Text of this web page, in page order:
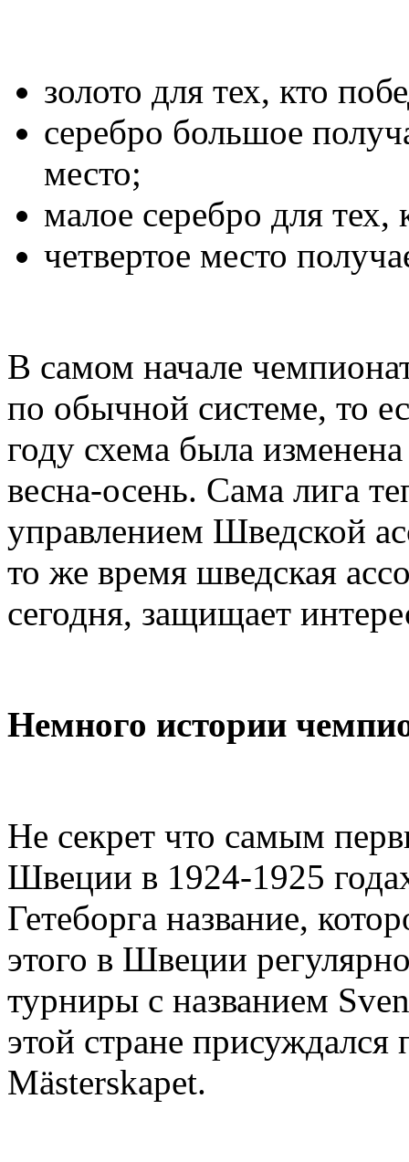
золото для тех, кто
серебро большое
место;
малое серебро для тех,
четвертое место
В самом начале
по обычной системе, то
году схема была
весна-осень. Сама лига
управлением Шведской
то же время шведская
сегодня, защищает
Немного истории
Не секрет что самым
Швеции в 1924-1925
Гетеборга название,
этого в Швеции
турниры с названием
этой стране присуждался
Mästerskapet.